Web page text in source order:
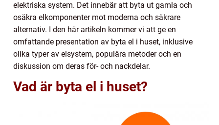
elektriska system. Det innebär att byta ut gamla och
osäkra elkomponenter mot moderna och säkrare
alternativ. I den här artikeln kommer vi att ge en
omfattande presentation av byta el i huset, inklusive
olika typer av elsystem, populära metoder och en
diskussion om deras för- och nackdelar.
Vad är byta el i huset?